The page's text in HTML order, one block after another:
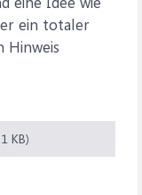
ein totaler
Hinweis
KB)